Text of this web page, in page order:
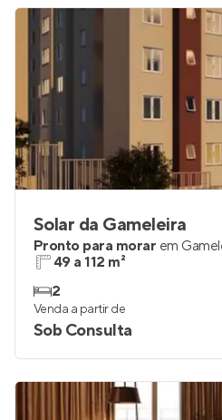
Solar da Gameleira
Pronto para morar em
49 a 112 m²
2
Venda a partir de
Sob Consulta